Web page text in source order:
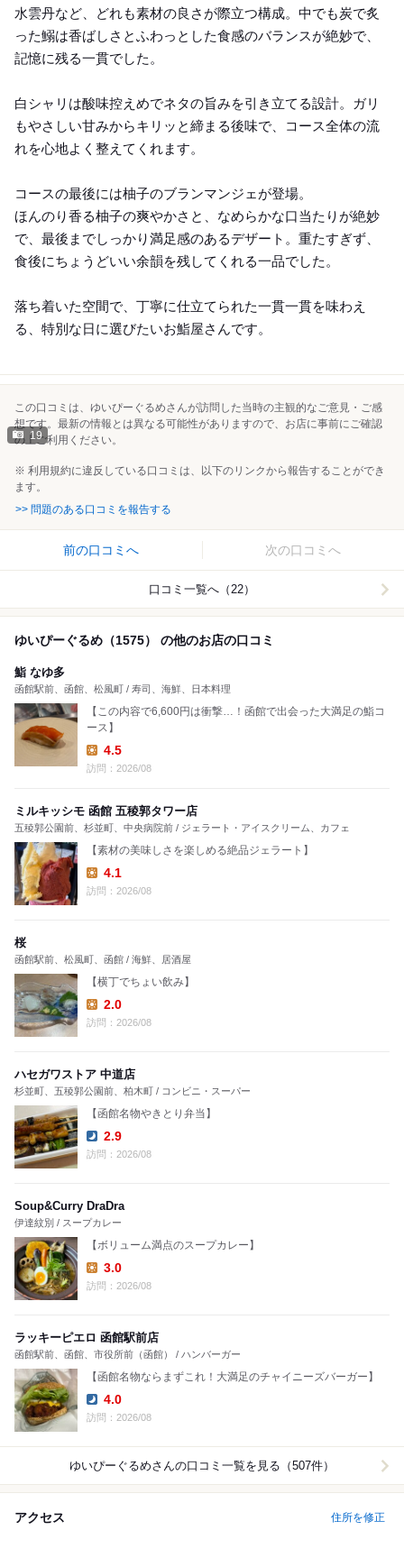
水雲丹など、どれも素材の良さが際立つ構成。中でも炭で炙
った鰯は香ばしさとふわっとした食感のバランスが絶妙で、
記憶に残る一貫でした。
白シャリは酸味控えめでネタの旨みを引き立てる設計。ガリ
もやさしい甘みからキリッと締まる後味で、コース全体の流
れを心地よく整えてくれます。
コースの最後には柚子のブランマンジェが登場。
ほんのり香る柚子の爽やかさと、なめらかな口当たりが絶妙
で、最後までしっかり満足感のあるデザート。重たすぎず、
食後にちょうどいい余韻を残してくれる一品でした。
落ち着いた空間で、丁寧に仕立てられた一貫一貫を味わえ
る、特別な日に選びたいお鮨屋さんです。
19
この口コミは、ゆいぴーぐるめさんが訪問した当時の主観的なご意見・ご感
想です。最新の情報とは異なる可能性がありますので、お店に事前にご確認
の上ご利用ください。
※ 利用規約に違反している口コミは、以下のリンクから報告することができ
ます。
>> 問題のある口コミを報告する
前の口コミへ 次の口コミへ
口コミ一覧へ（22）
ゆいぴーぐるめ（1575） の他のお店の口コミ
鮨 なゆ多
函館駅前、函館、松風町 / 寿司、海鮮、日本料理
【この内容で6,600円は衝撃…！函館で出会った大満足の鮨コ
ース】
Lunch:
4.5
訪問：2026/08
ミルキッシモ 函館 五稜郭タワー店
五稜郭公園前、杉並町、中央病院前 / ジェラート・アイスクリーム、カフェ
【素材の美味しさを楽しめる絶品ジェラート】
Lunch:
4.1
訪問：2026/08
桜
函館駅前、松風町、函館 / 海鮮、居酒屋
【横丁でちょい飲み】
Lunch:
2.0
訪問：2026/08
ハセガワストア 中道店
杉並町、五稜郭公園前、柏木町 / コンビニ・スーパー
【函館名物やきとり弁当】
Dinner:
2.9
訪問：2026/08
Soup&Curry DraDra
伊達紋別 / スープカレー
【ボリューム満点のスープカレー】
Lunch:
3.0
訪問：2026/08
ラッキーピエロ 函館駅前店
函館駅前、函館、市役所前（函館） / ハンバーガー
【函館名物ならまずこれ！大満足のチャイニーズバーガー】
Dinner:
4.0
訪問：2026/08
ゆいぴーぐるめさんの口コミ一覧を見る（507件）
アクセス 住所を修正